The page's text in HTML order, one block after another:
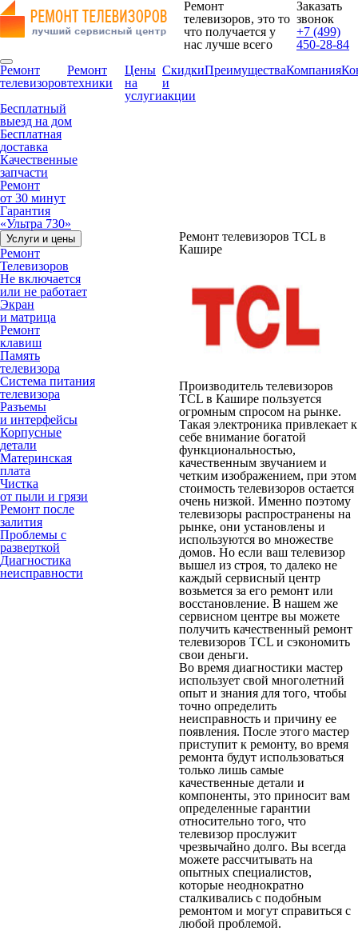
Ремонт
телевизоров, это то
что получается у
нас лучше всего
Заказать
звонок
+7 (499)
450-28-84
Ремонт
телевизоров
Ремонт
техники
Цены
на
услуги
Скидки
и
акции
ПреимуществаКомпания
Бесплатный
выезд на дом
Бесплатная
доставка
Качественные
запчасти
Ремонт
от 30 минут
Гарантия
«Ультра 730»
Услуги и цены
Ремонт
Телевизоров
Не включается
или не работает
Экран
и матрица
Ремонт
клавиш
Память
телевизора
Система питания
телевизора
Разъемы
и интерфейсы
Корпусные
детали
Материнская
плата
Чистка
от пыли и грязи
Ремонт после
залития
Проблемы с
разверткой
Диагностика
неисправности
Ремонт телевизоров TCL в
Кашире
Производитель телевизоров
TCL в Кашире пользуется
огромным спросом на рынке.
Такая электроника привлекает к
себе внимание богатой
функциональностью,
качественным звучанием и
четким изображением, при этом
стоимость телевизоров остается
очень низкой. Именно поэтому
телевизоры распространены на
рынке, они установлены и
используются во множестве
домов. Но если ваш телевизор
вышел из строя, то далеко не
каждый сервисный центр
возьмется за его ремонт или
восстановление. В нашем же
сервисном центре вы можете
получить качественный ремонт
телевизоров TCL и сэкономить
свои деньги.
Во время диагностики мастер
использует свой многолетний
опыт и знания для того, чтобы
точно определить
неисправность и причину ее
появления. После этого мастер
приступит к ремонту, во время
ремонта будут использоваться
только лишь самые
качественные детали и
компоненты, это приносит вам
определенные гарантии
относительно того, что
телевизор прослужит
чрезвычайно долго. Вы всегда
можете рассчитывать на
опытных специалистов,
которые неоднократно
сталкивались с подобным
ремонтом и могут справиться с
любой проблемой.